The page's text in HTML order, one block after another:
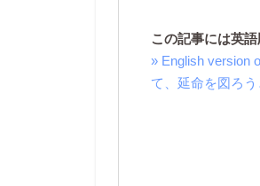
この記事には英
» English version
て、延命を図ろ